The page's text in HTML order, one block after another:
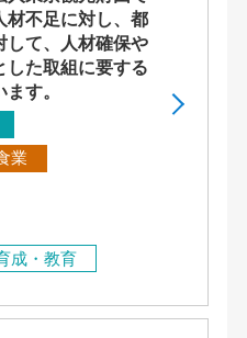
材不足に対し、都
して、人材確保や
した取組に要する
す。
業
成・教育